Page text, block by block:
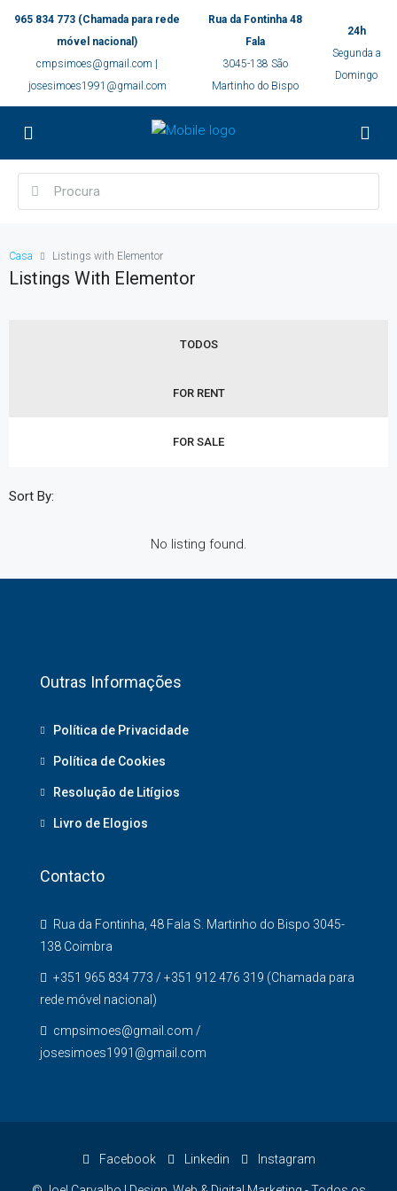
965 834 773 (Chamada para rede
móvel nacional)
cmpsimoes@gmail.com |
josesimoes1991@gmail.com
Rua da Fontinha 48
Fala
3045-138 São
Martinho do Bispo
24h
Segunda a
Domingo
Casa Listings with Elementor
Listings With Elementor
TODOS
FOR RENT
FOR SALE
Sort By:
No listing found.
Outras Informações
Política de Privacidade
Política de Cookies
Resolução de Litígios
Livro de Elogios
Contacto
Rua da Fontinha, 48 Fala S. Martinho do Bispo 3045-
138 Coimbra
+351 965 834 773 / +351 912 476 319 (Chamada para
rede móvel nacional)
cmpsimoes@gmail.com /
josesimoes1991@gmail.com
Facebook Linkedin Instagram